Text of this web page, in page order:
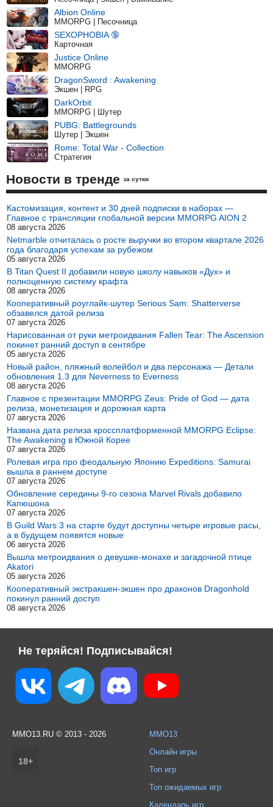
Albion Online
MMORPG | Песочница
SEXOPHOBIA 🔞
Карточная
Justice Online
MMORPG
DragonSword : Awakening
Экшен | RPG
DarkOrbit
MMORPG | Шутер
PUBG: Battlegrounds
Шутер | Экшен
Rome: Total War - Collection
Стратегия
Новости в тренде за сутки
Кастомизация, контент и 30 дней подписки в наборах —
Главное с трансляции глобальной версии MMORPG AION 2
08 августа 2026
Netmarble отчиталась о росте выручки во втором квартале 2026
года благодаря успехам за рубежом
05 августа 2026
В Titan Quest II добавили новую школу навыков «Дух» и
полноценную систему крафта
08 августа 2026
Кооперативный роуглайк-шутер Serious Sam: Shatterverse
обзавелся датой релиза
07 августа 2026
Нарисованная от руки метроидвания Fallen Tear: The Ascension
покинет ранний доступ в сентябре
05 августа 2026
Новый район, пляжный волейбол и два персонажа — Детали
обновления 1.3 для Neverness to Everness
08 августа 2026
Главное с презентации MMORPG Zeus: Pride of God — дата
релиза, монетизация и дорожная карта
07 августа 2026
Названа дата релиза кроссплатформенной MMORPG Eclipse:
The Awakening в Южной Корее
07 августа 2026
Ролевая игра про феодальную Японию Expeditions: Samurai
вышла в раннем доступе
07 августа 2026
Обновление середины 9-го сезона Marvel Rivals добавило
Капюшона
07 августа 2026
В Guild Wars 3 на старте будут доступны четыре игровые расы,
а в будущем появятся новые
06 августа 2026
Вышла метроидвания о девушке-монахе и загадочной птице
Akatori
05 августа 2026
Кооперативный экстракшен-экшен про драконов Dragonhold
покинул ранний доступ
08 августа 2026
Не теряйся! Подписывайся!
MMO13.RU © 2013 - 2026
18+
MMO13
Онлайн игры
Топ игр
Топ ожидаемых игр
Календарь игр